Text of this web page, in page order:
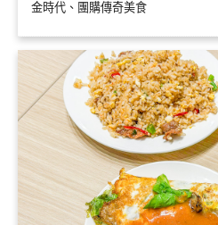
金時代、團購傳奇美食